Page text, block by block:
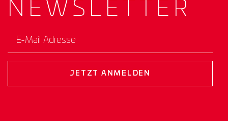
NEWS­ LETTER
E-Mail Adresse
JETZT ANMELDEN